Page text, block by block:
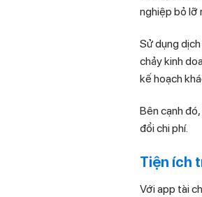
nghiệp bỏ lỡ
Sử dụng
chảy kinh
kế hoạch
Bên cạnh
đổi chi phí.
Tiện ích
Với app tài